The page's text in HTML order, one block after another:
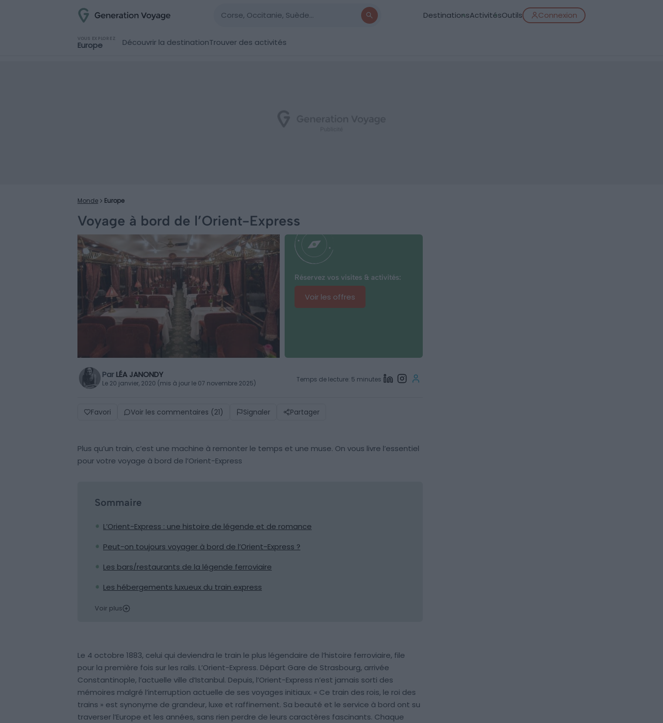
DestinationsActivitésOutils Connexion
VOUS EXPLOREZ
Europe Découvrir la destinationTrouver des activités
Monde Europe
Voyage à bord de l’Orient-Express
Réservez vos visites & activités:
Voir les offres
Par LÉA JANONDY
Le 20 janvier, 2020 (mis à jour le 07 novembre 2025) Temps de lecture: 5 minutes
Favori Voir les commentaires (21) Signaler Partager
Plus qu’un train, c’est une machine à remonter le temps et une muse. On vous livre l’essentiel
pour votre voyage à bord de l’Orient-Express
Sommaire
L’Orient-Express : une histoire de légende et de romance
Peut-on toujours voyager à bord de l’Orient-Express ?
Les bars/restaurants de la légende ferroviaire
Les hébergements luxueux du train express
Voir plus
Le 4 octobre 1883, celui qui deviendra le train le plus légendaire de l’histoire ferroviaire, file
pour la première fois sur les rails. L’Orient-Express. Départ Gare de Strasbourg, arrivée
Constantinople, l’actuelle ville d’Istanbul. Depuis, l’Orient-Express n’est jamais sorti des
mémoires malgré l’interruption actuelle de ses voyages initiaux. « Ce train des rois, le roi des
trains » est synonyme de grandeur, luxe et raffinement. Sa beauté et le service à bord ont su
traverser l’Europe et les années, sans rien perdre de leurs caractères fascinants. Chaque